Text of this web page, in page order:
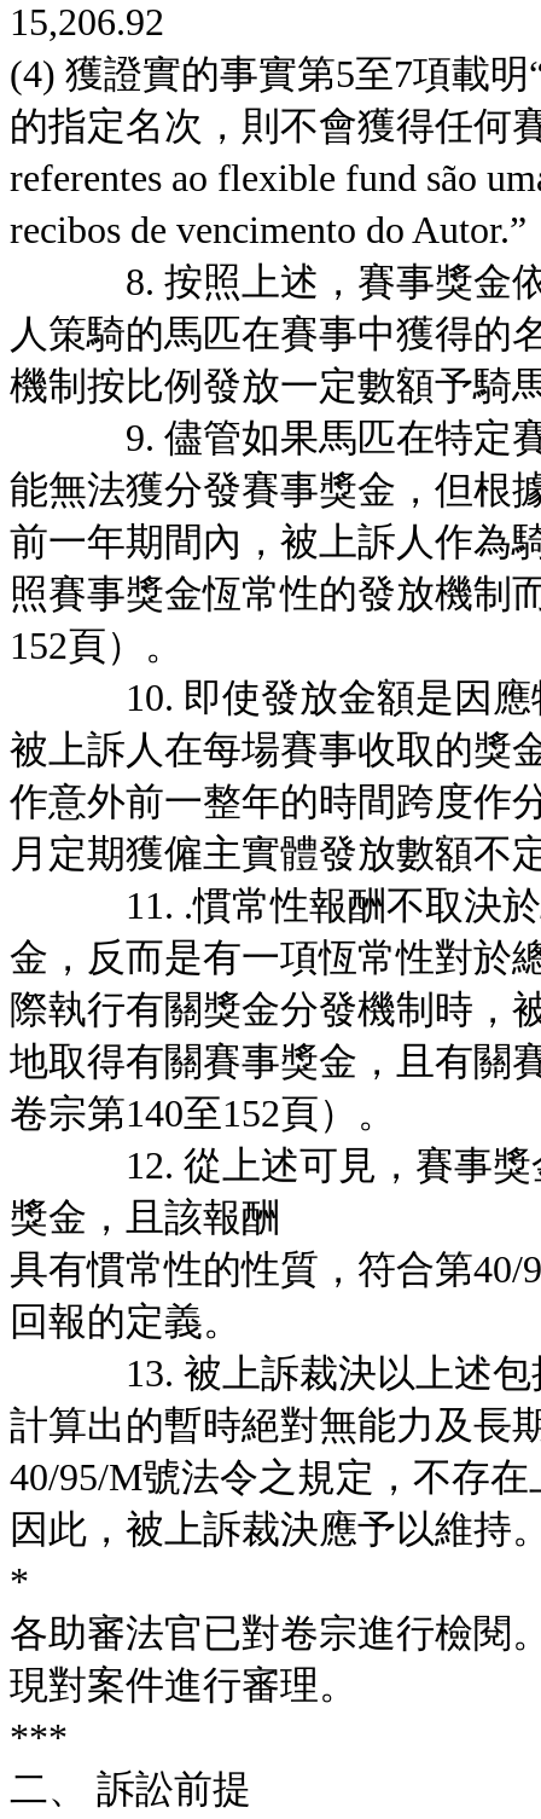
15,206.92
(4) 獲證實的事實第5至7項載
的指定名次，則不會獲得任何
referentes ao flexible fund são
recibos de vencimento do Autor.”
8. 按照上述，賽事獎金依
人策騎的馬匹在賽事中獲得的
機制按比例發放一定數額予騎
9. 儘管如果馬匹在特定賽
能無法獲分發賽事獎金，但根
前一年期間內，被上訴人作為
照賽事獎金恆常性的發放機制
152頁）。
10. 即使發放金額是因應特
被上訴人在每場賽事收取的獎
作意外前一整年的時間跨度作
月定期獲僱主實體發放數額不
11. .慣常性報酬不取決於
金，反而是有一項恆常性對於
際執行有關獎金分發機制時，
地取得有關賽事獎金，且有關
卷宗第140至152頁）。
12. 從上述可見，賽事獎金
獎金，且該報酬
具有慣常性的性質，符合第
回報的定義。
13. 被上訴裁決以上述包括
計算出的暫時絕對無能力及長
40/95/M號法令之規定，不存
因此，被上訴裁決應予以維持
*
各助審法官已對卷宗進行檢閱
現對案件進行審理。
***
二、 訴訟前提